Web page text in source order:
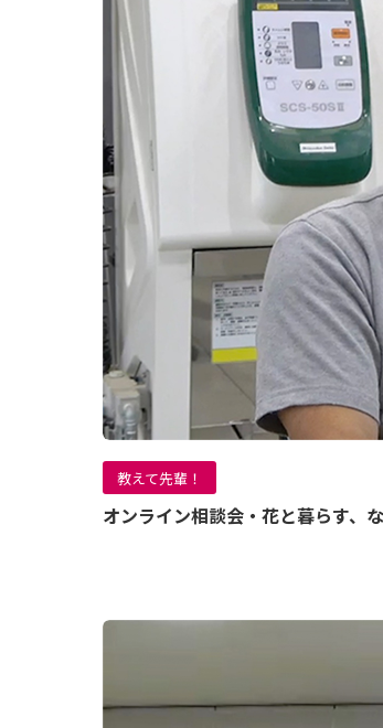
教えて先輩！
オンライン相談会・花と暮らす、